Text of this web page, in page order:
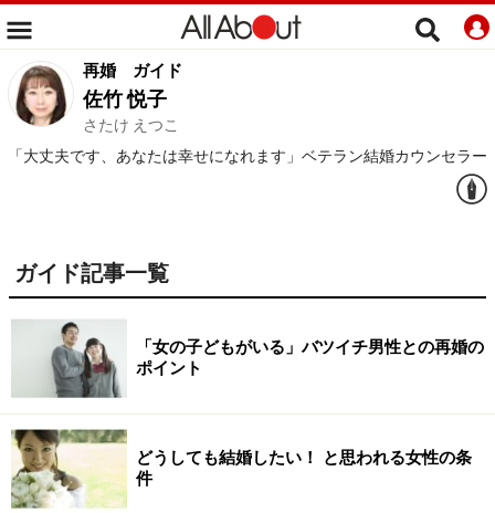
再婚 ガイド
佐竹 悦子
さたけ えつこ
「大丈夫です、あなたは幸せになれます」ベテラン結婚カウンセラー
ガイド記事一覧
「女の子どもがいる」バツイチ男性との再婚の
ポイント
どうしても結婚したい！ と思われる女性の条
件